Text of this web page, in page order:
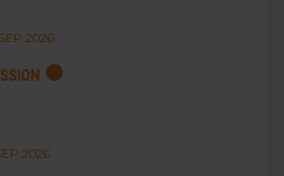
2026
2026